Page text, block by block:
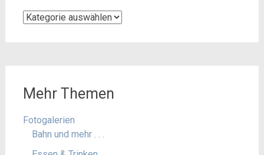
Kategorien
Mehr Themen
Fotogalerien
Bahn und mehr . . .